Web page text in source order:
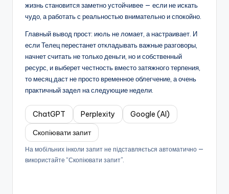
жизнь становится заметно устойчивее — если не искать
чудо, а работать с реальностью внимательно и спокойно.
Главный вывод прост: июль не ломает, а настраивает. И
если Телец перестанет откладывать важные разговоры,
начнет считать не только деньги, но и собственный
ресурс, и выберет честность вместо затяжного терпения,
то месяц даст не просто временное облегчение, а очень
практичный задел на следующие недели.
ChatGPT Perplexity
Google (AI)
Скопіювати запит
На мобільних інколи запит не підставляється автоматично —
використайте “Скопіювати запит”.